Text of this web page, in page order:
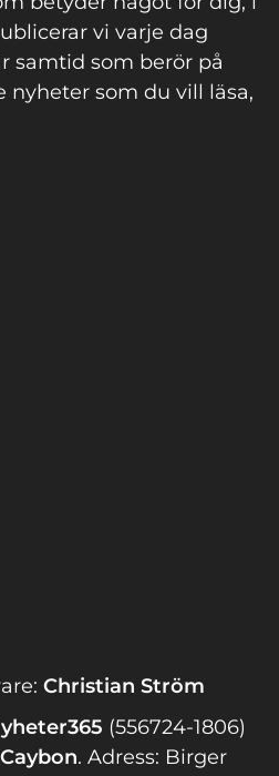
vi varje dag
samtid som berör på
nyheter som du vill läsa,
Christian Ström
(556724-1806)
Caybon. Adress: Birger